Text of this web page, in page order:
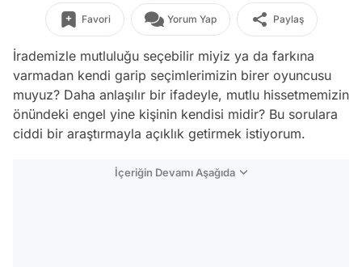
Favori Yorum Yap Paylaş
İrademizle mutluluğu seçebilir miyiz ya da farkına
varmadan kendi garip seçimlerimizin birer oyuncusu
muyuz? Daha anlaşılır bir ifadeyle, mutlu hissetmemizin
önündeki engel yine kişinin kendisi midir? Bu sorulara
ciddi bir araştırmayla açıklık getirmek istiyorum.
İçeriğin Devamı Aşağıda